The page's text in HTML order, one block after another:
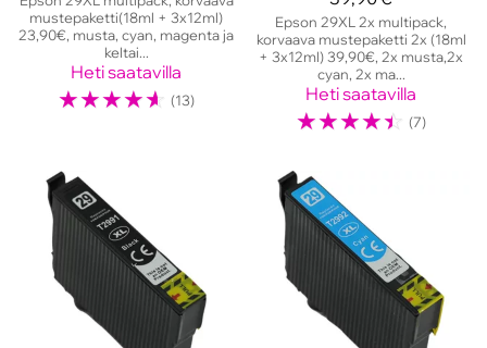
mustepaketti(18ml + 3x12ml)
23,90€, musta, cyan, magenta ja
keltai...
Heti saatavilla
☆☆☆☆☆ (13)
Epson 29XL 2x multipack,
korvaava mustepaketti 2x (18ml
+ 3x12ml) 39,90€, 2x musta,2x
cyan, 2x ma...
Heti saatavilla
☆☆☆☆☆ (7)